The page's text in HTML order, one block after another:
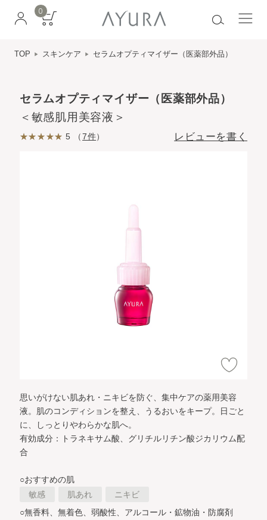
0
TOP スキンケア セラムオプティマイザー（医薬部外品）
セラムオプティマイザー（医薬部外品）
＜敏感肌用美容液＞
5 （7件） レビューを書く
思いがけない肌あれ・ニキビを防ぐ、集中ケアの薬用美容
液。 肌のコンディションを整え、うるおいをキープ。
日ごと
に、しっとりやわらかな肌へ。
有効成分：トラネキサム酸、グリチルリチン酸ジカリウム配
合
○おすすめの肌
敏感
肌あれ
ニキビ
○無香料、無着色、弱酸性、アルコール・鉱物油・防腐剤